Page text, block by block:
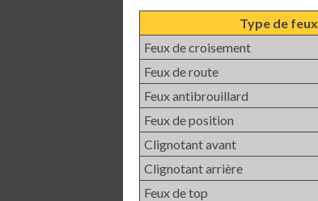
Type de feux
Feux de croisement
Feux de route
Feux antibrouillard
Feux de position
Clignotant avant
Clignotant arrière
Feux de top